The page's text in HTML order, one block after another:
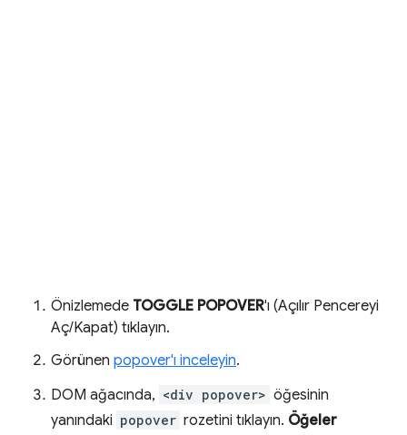
Önizlemede TOGGLE POPOVER'ı (Açılır Pencereyi
Aç/Kapat) tıklayın.
Görünen popover'ı inceleyin.
DOM ağacında, <div popover> öğesinin
yanındaki popover rozetini tıklayın. Öğeler